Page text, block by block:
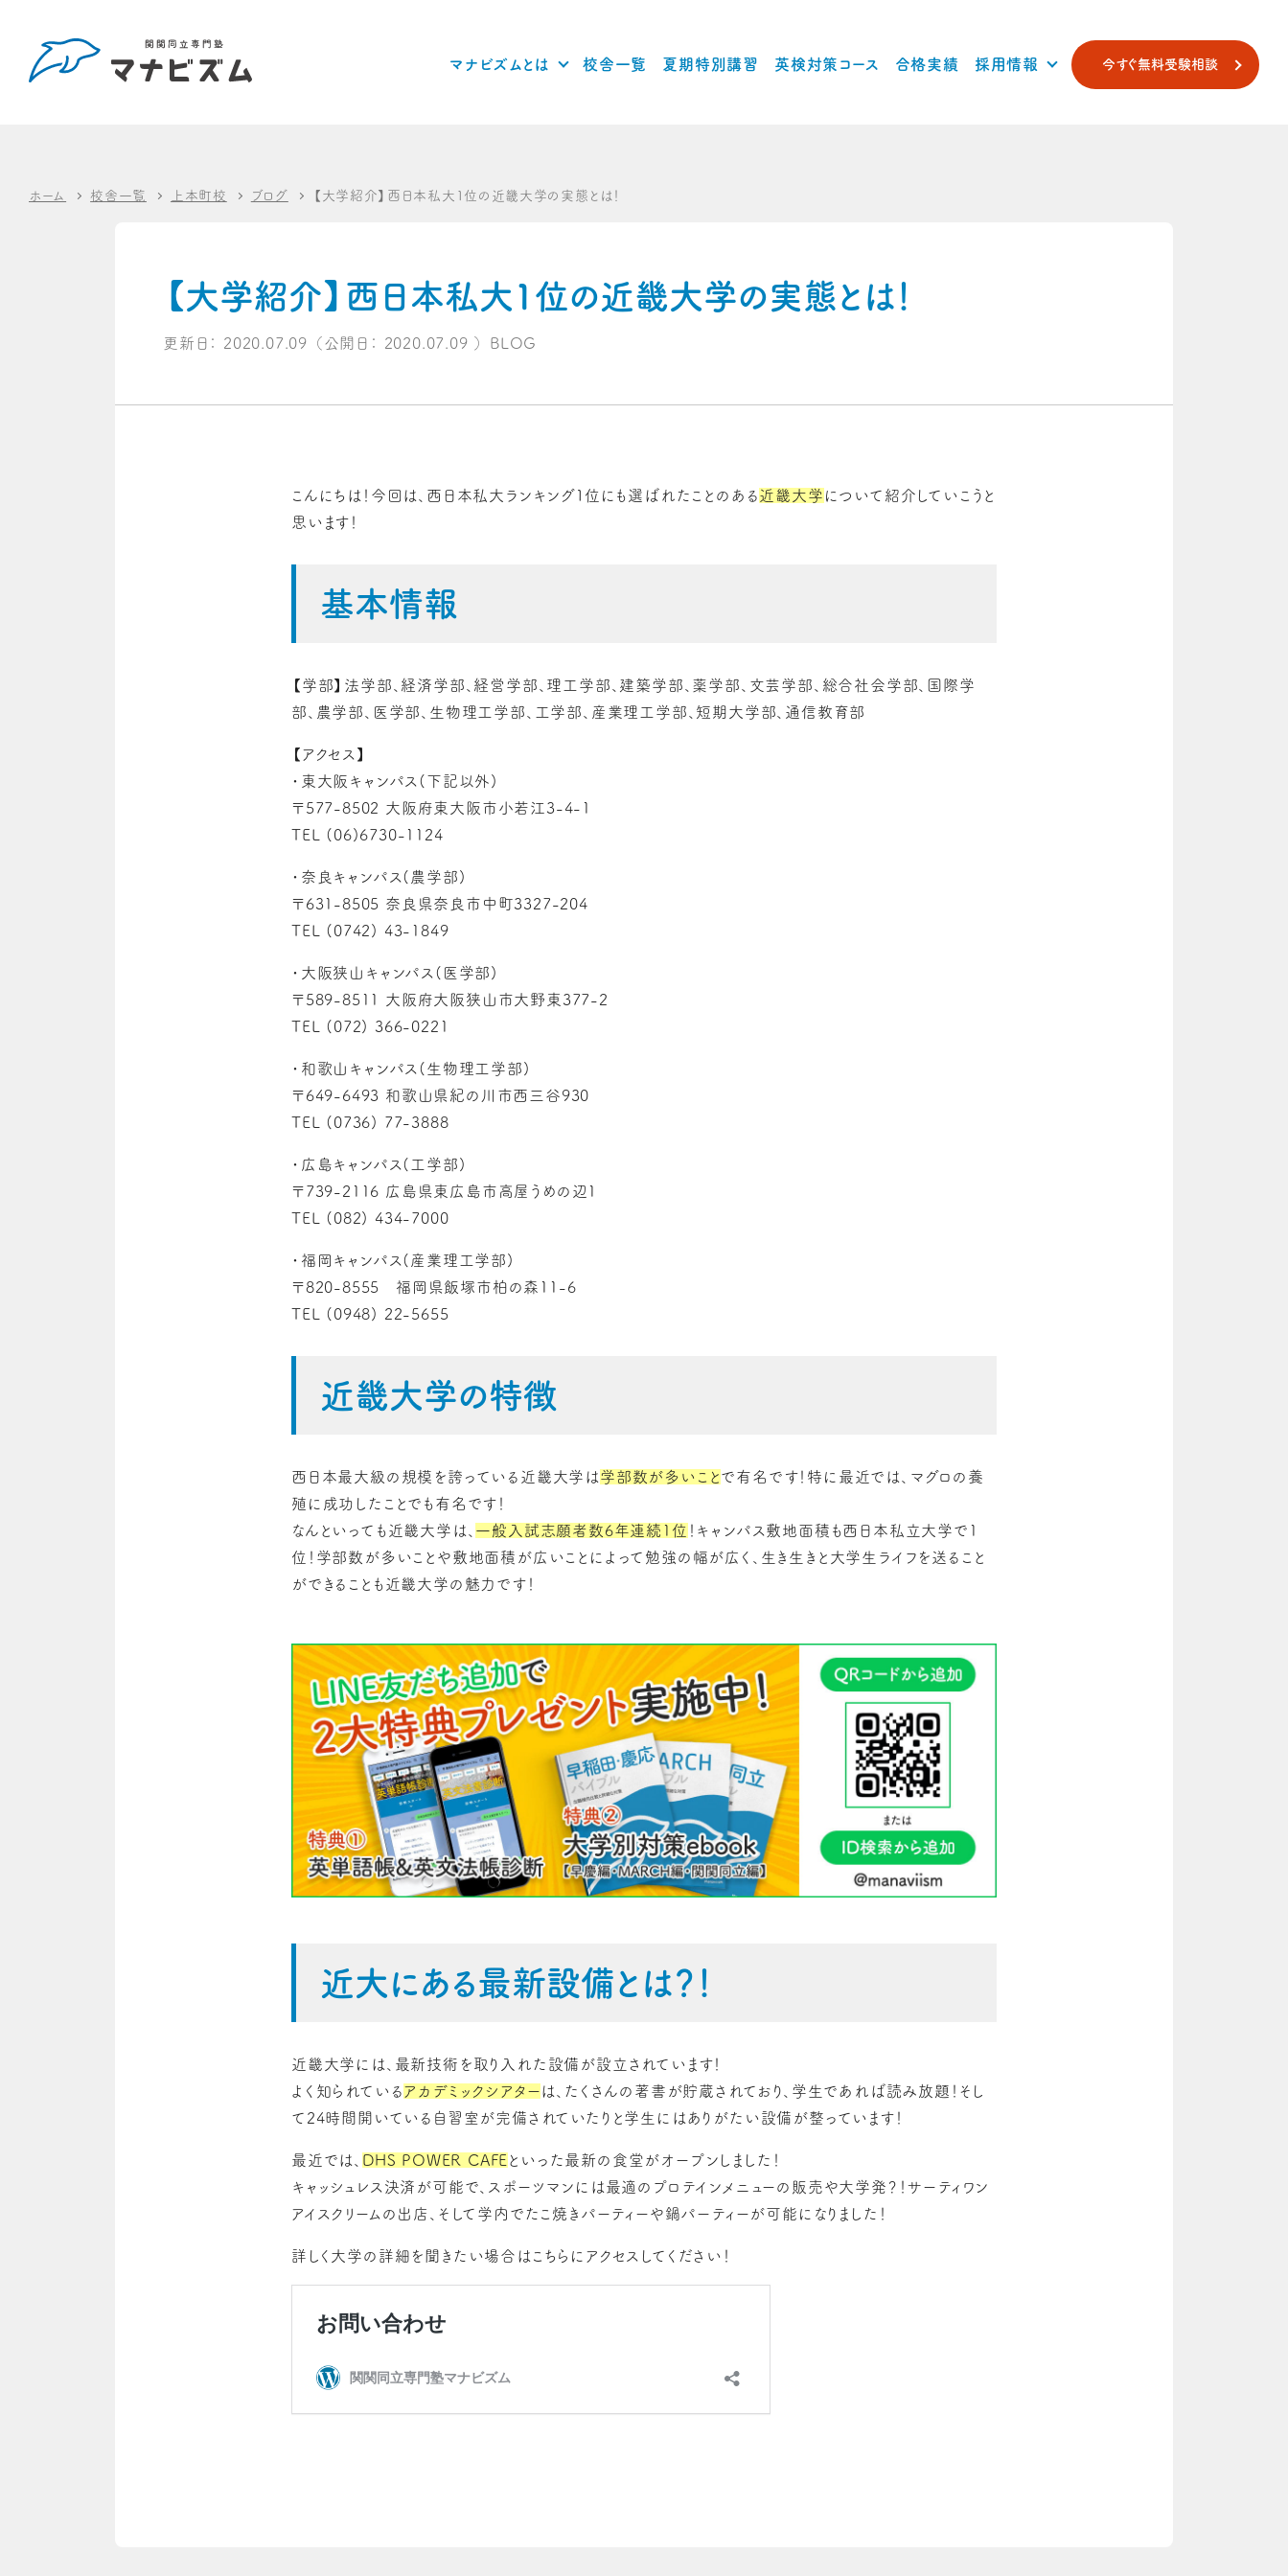
マナビズムとは 校舎一覧 夏期特別講習 英検対策コース 合格実績 採用情報 今すぐ無料受験相談
ホーム 校舎一覧 上本町校 ブログ 【大学紹介】西日本私大1位の近畿大学の実態とは！
【大学紹介】西日本私大1位の近畿大学の実態とは！
更新日： 2020.07.09 （公開日： 2020.07.09 ） BLOG
こんにちは！今回は、西日本私大ランキング１位にも選ばれたことのある近畿大学 について紹介していこうと
思います！
基本情報
【学部】法学部、経済学部、経営学部、理工学部、建築学部、薬学部、文芸学部、総合社会学部、国際学
部、農学部、医学部、生物理工学部、工学部、産業理工学部、短期大学部、通信教育部
【アクセス】
・東大阪キャンパス(下記以外)
〒577-8502 大阪府東大阪市小若江3-4-1
TEL (06)6730-1124
・奈良キャンパス(農学部)
〒631-8505 奈良県奈良市中町3327-204
TEL (0742) 43-1849
・大阪狭山キャンパス(医学部)
〒589-8511 大阪府大阪狭山市大野東377-2
TEL (072) 366-0221
・和歌山キャンパス(生物理工学部)
〒649-6493 和歌山県紀の川市西三谷930
TEL (0736) 77-3888
・広島キャンパス(工学部)
〒739-2116 広島県東広島市高屋うめの辺1
TEL (082) 434-7000
・福岡キャンパス(産業理工学部)
〒820-8555 福岡県飯塚市柏の森11-6
TEL (0948) 22-5655
近畿大学の特徴
西日本最大級の規模を誇っている近畿大学は学部数が多いことで有名です！特に最近では、マグロの養
殖に成功したことでも有名です！
なんといっても近畿大学は、 一般入試志願者数6年連続1位 ！キャンパス敷地面積も西日本私立大学で1
位！学部数が多いことや敷地面積が広いことによって勉強の幅が広く、生き生きと大学生ライフを送ること
ができることも近畿大学の魅力です！
近大にある最新設備とは？！
近畿大学には、最新技術を取り入れた設備が設立されています！
よく知られているアカデミックシアターは、たくさんの著書が貯蔵されており、学生であれば読み放題！そし
て24時間開いている自習室が完備されていたりと学生にはありがたい設備が整っています！
最近では、 DHS POWER CAFE といった最新の食堂がオープンしました！
キャッシュレス決済が可能で、スポーツマンには最適のプロテインメニューの販売や大学発？！サーティワン
アイスクリームの出店、そして学内でたこ焼きパーティーや鍋パーティーが可能になりました！
詳しく大学の詳細を聞きたい場合はこちらにアクセスしてください！